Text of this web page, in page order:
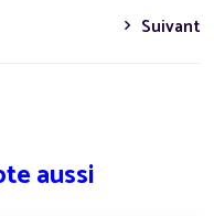
Suivant
aussi